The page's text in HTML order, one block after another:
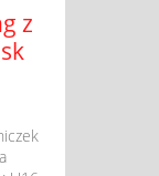
z